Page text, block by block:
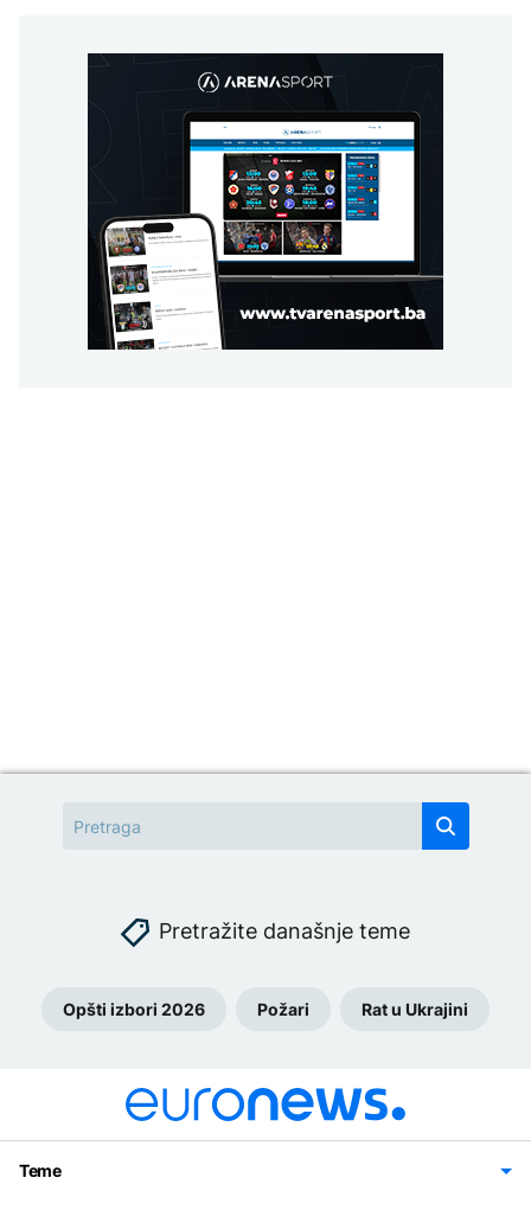
Pretražite današnje teme
Opšti izbori 2026 Požari Rat u Ukrajini
Teme